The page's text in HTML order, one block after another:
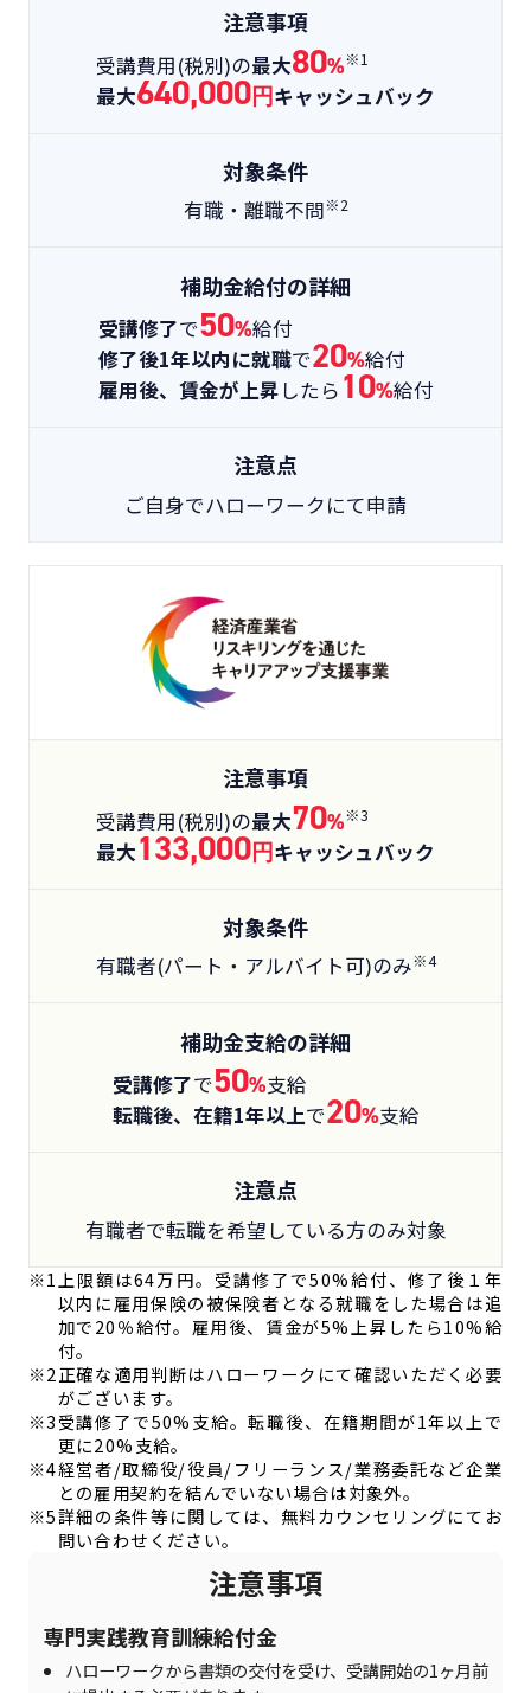
注意事項
受講費用(税別)の最大80%※1
最大640,000円キャッシュバック
対象条件
有職・離職不問※2
補助金給付の詳細
受講修了で50%給付
修了後1年以内に就職で20%給付
雇用後、賃金が上昇 したら 10%給付
注意点
ご自身でハローワークにて申請
注意事項
受講費用(税別)の最大70%※3
最大133,000円キャッシュバック
対象条件
有職者(パート・アルバイト可)のみ※4
補助金支給の詳細
受講修了で50%支給
転職後、在籍1年以上で20%支給
注意点
有職者で転職を希望している方のみ対象
※1 上限額は64万円。受講修了で50%給付、修了後１年
以内に雇用保険の被保険者となる就職をした場合は追
加で20％給付。雇用後、賃金が5%上昇したら10%給
付。
※2正確な適用判断はハローワークにて確認いただく必要
がございます。
※3受講修了で50%支給。転職後、在籍期間が1年以上で
更に20%支給。
※4経営者/取締役/役員/フリーランス/業務委託など企業
との雇用契約を結んでいない場合は対象外。
※5詳細の条件等に関しては、無料カウンセリングにてお
問い合わせください。
注意事項
専門実践教育訓練給付金
ハローワークから書類の交付を受け、受講開始の1ヶ月前